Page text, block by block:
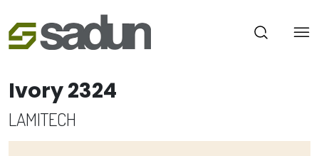
Ivory 2324
LAMITECH